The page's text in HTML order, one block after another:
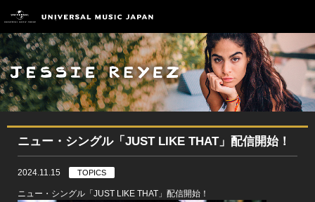
ニュー・シングル「JUST LIKE THAT」配信開始！
2024.11.15 TOPICS
ニュー・シングル「JUST LIKE THAT」配信開始！